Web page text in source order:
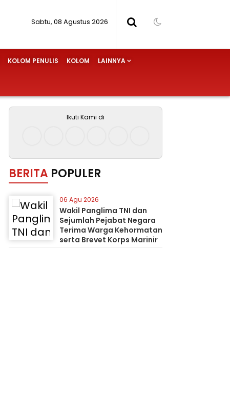
Sabtu, 08 Agustus 2026
KOLOM PENULIS KOLOM LAINNYA
Ikuti Kami di
BERITA POPULER
06 Agu 2026
Wakil Panglima TNI dan
Sejumlah Pejabat Negara
Terima Warga Kehormatan
serta Brevet Korps Marinir